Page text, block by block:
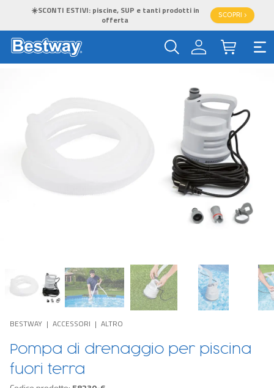
☀️SCONTI ESTIVI: piscine, SUP e tanti prodotti in
offerta
SCOPRI >
BESTWAY ACCESSORI ALTRO
Pompa di drenaggio per piscina
fuori terra